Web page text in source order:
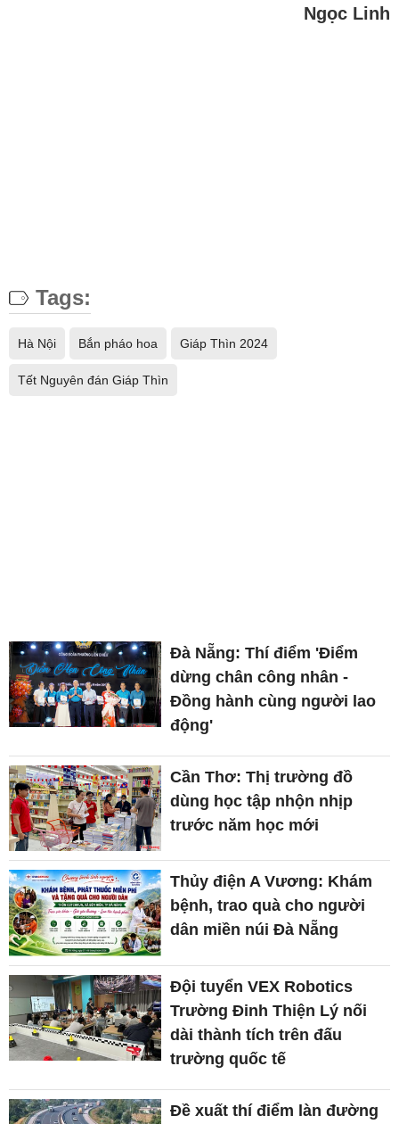
Ngọc Linh
Tags:
Hà Nội Bắn pháo hoa Giáp Thìn 2024
Tết Nguyên đán Giáp Thìn
Đà Nẵng: Thí điểm 'Điểm
dừng chân công nhân -
Đồng hành cùng người lao
động'
Cần Thơ: Thị trường đồ
dùng học tập nhộn nhịp
trước năm học mới
Thủy điện A Vương: Khám
bệnh, trao quà cho người
dân miền núi Đà Nẵng
Đội tuyển VEX Robotics
Trường Đinh Thiện Lý nối
dài thành tích trên đấu
trường quốc tế
Đề xuất thí điểm làn đường